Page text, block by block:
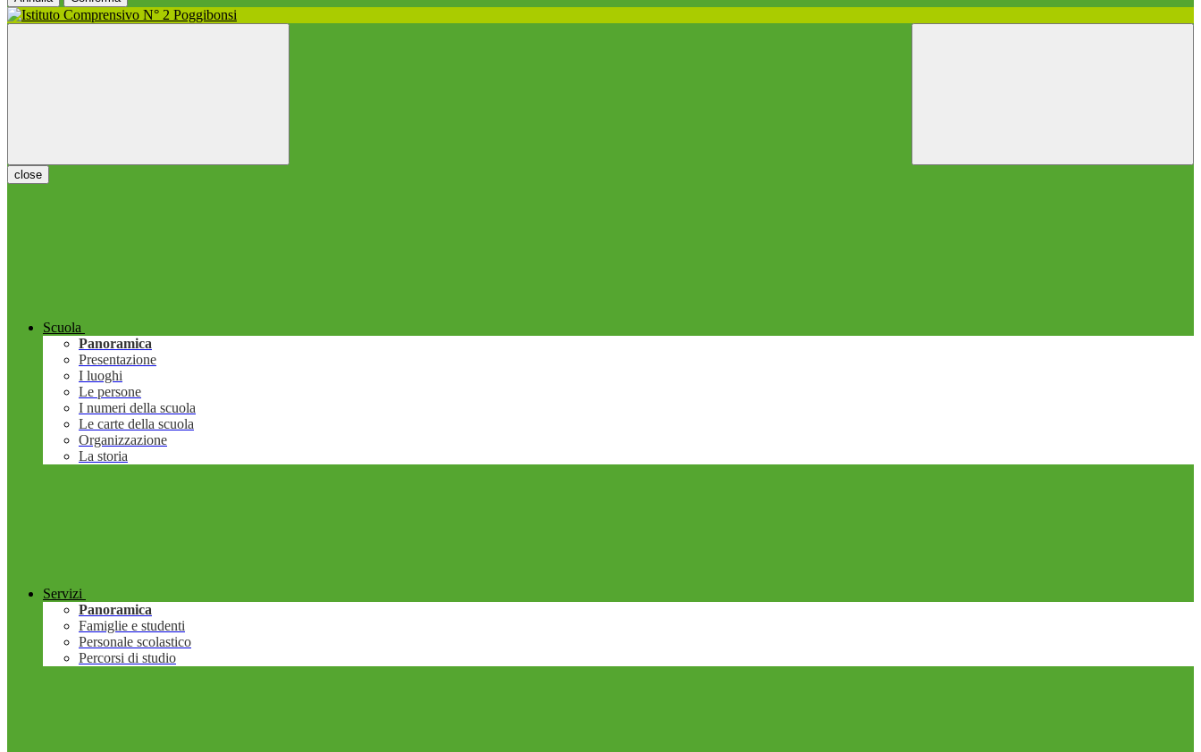
close
Scuola
Panoramica
Presentazione
I luoghi
Le persone
I numeri della scuola
Le carte della scuola
Organizzazione
La storia
Servizi
Panoramica
Famiglie e studenti
Personale scolastico
Percorsi di studio